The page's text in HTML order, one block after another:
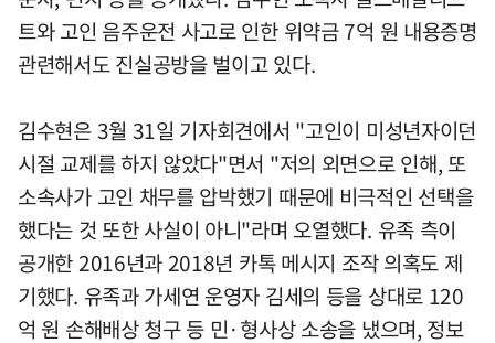
트와 고인 음주운전 사고로 인한 위약금 7억 원 내용증명
관련해서도 진실공방을 벌이고 있다.
김수현은 3월 31일 기자회견에서 "고인이 미성년자이던
시절 교제를 하지 않았다"면서 "저의 외면으로 인해, 또
소속사가 고인 채무를 압박했기 때문에 비극적인 선택을
했다는 것 또한 사실이 아니"라며 오열했다. 유족 측이
공개한 2016년과 2018년 카톡 메시지 조작 의혹도 제
기했다. 유족과 가세연 운영자 김세의 등을 상대로 120
억 원 손해배상 청구 등 민·형사상 소송을 냈으며, 정보